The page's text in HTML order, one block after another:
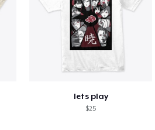
lets play
$25